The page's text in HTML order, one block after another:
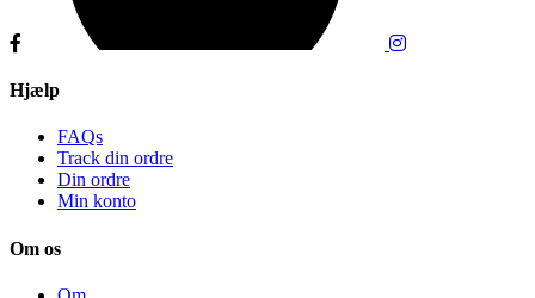
Hjælp
FAQs
Track din ordre
Din ordre
Min konto
Om os